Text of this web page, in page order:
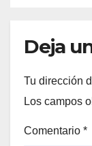
Deja
Tu dirección
Los campos
Comentario *